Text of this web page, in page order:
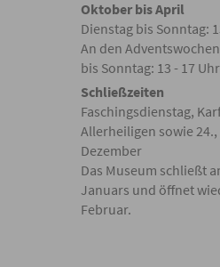
Oktober bis April
Dienstag bis Sonntag:
An den
bis Sonntag: 13 - 17 Uhr
Schließzeiten
Faschingsdienstag,
Allerheiligen sowie 24.,
Dezember
Das Museum schließt
Januars und öffnet
Februar.